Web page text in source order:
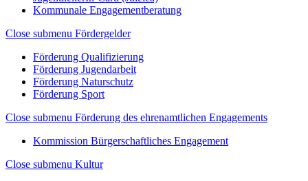
Kommunale Engagementberatung
Close submenu Fördergelder
Förderung Qualifizierung
Förderung Jugendarbeit
Förderung Naturschutz
Förderung Sport
Close submenu Förderung des ehrenamtlichen Engagements
Kommission Bürgerschaftliches Engagement
Close submenu Kultur